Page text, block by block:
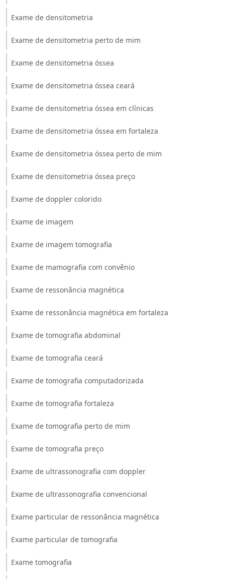
Exame de densitometria
Exame de densitometria perto de mim
Exame de densitometria óssea
Exame de densitometria óssea ceará
Exame de densitometria óssea em clínicas
Exame de densitometria óssea em fortaleza
Exame de densitometria óssea perto de mim
Exame de densitometria óssea preço
Exame de doppler colorido
Exame de imagem
Exame de imagem tomografia
Exame de mamografia com convênio
Exame de ressonância magnética
Exame de ressonância magnética em fortaleza
Exame de tomografia abdominal
Exame de tomografia ceará
Exame de tomografia computadorizada
Exame de tomografia fortaleza
Exame de tomografia perto de mim
Exame de tomografia preço
Exame de ultrassonografia com doppler
Exame de ultrassonografia convencional
Exame particular de ressonância magnética
Exame particular de tomografia
Exame tomografia